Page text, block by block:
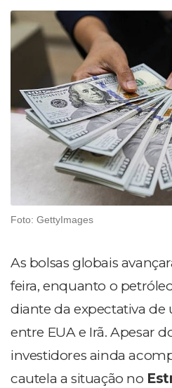
Foto: GettyImages
As bolsas globais
feira, enquanto o
diante da expectativa de
entre EUA e Irã. Apesar
investidores ainda
cautela a situação no